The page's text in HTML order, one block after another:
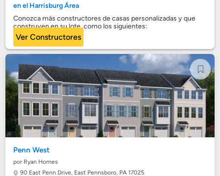
en el Harrisburg Área
Conozca más constructores de casas personalizadas y que
construyen en su lote, como los siguientes:
Ver Constructores
Penn West
por Ryan Homes
90 East Penn Drive, East Pennsboro, PA 17025